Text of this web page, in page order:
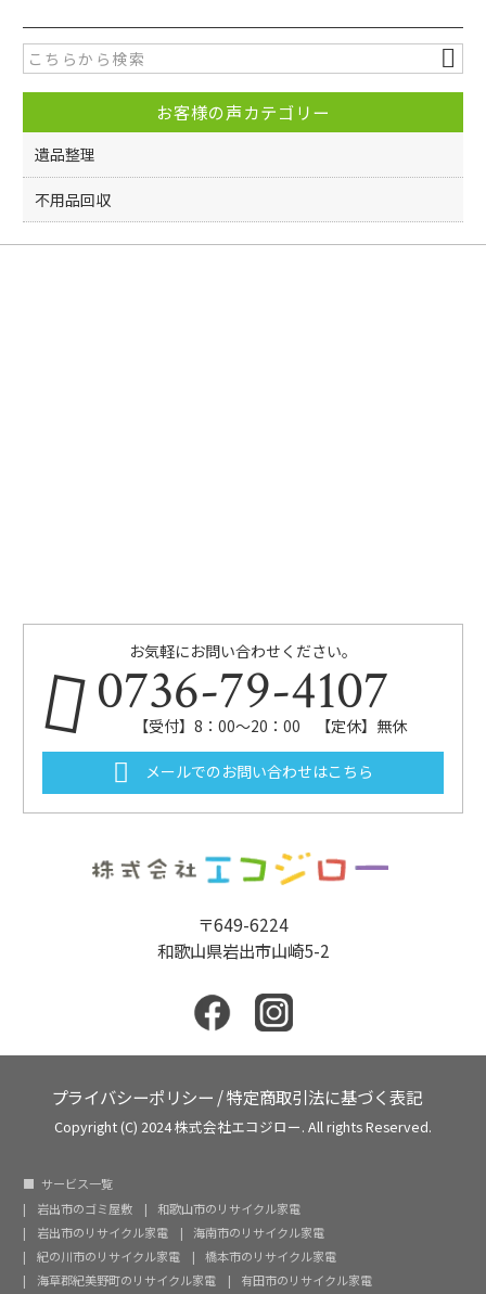
e
b
o
o
k
er
お客様の声カテゴリー
遺品整理
不用品回収
お気軽にお問い合わせください。
0736-79-4107
【受付】8：00～20：00 【定休】無休
メールでのお問い合わせはこちら
〒649-6224
和歌山県岩出市山崎5-2
プライバシーポリシー /特定商取引法に基づく表記
Copyright (C) 2024 株式会社エコジロー. All rights Reserved.
サービス一覧
岩出市のゴミ屋敷
和歌山市のリサイクル家電
岩出市のリサイクル家電
海南市のリサイクル家電
紀の川市のリサイクル家電
橋本市のリサイクル家電
海草郡紀美野町のリサイクル家電
有田市のリサイクル家電